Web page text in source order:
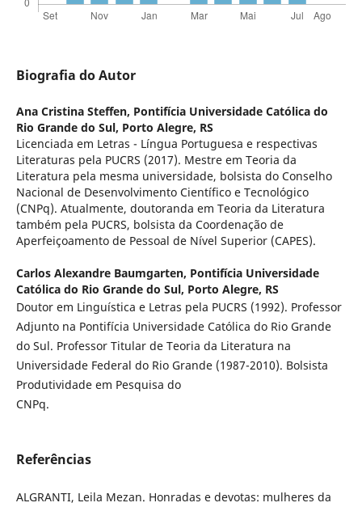
Biografia do Autor
Ana Cristina Steffen, Pontifícia Universidade Católica do
Rio Grande do Sul, Porto Alegre, RS
Licenciada em Letras - Língua Portuguesa e respectivas
Literaturas pela PUCRS (2017). Mestre em Teoria da
Literatura pela mesma universidade, bolsista do Conselho
Nacional de Desenvolvimento Científico e Tecnológico
(CNPq). Atualmente, doutoranda em Teoria da Literatura
também pela PUCRS, bolsista da Coordenação de
Aperfeiçoamento de Pessoal de Nível Superior (CAPES).
Carlos Alexandre Baumgarten, Pontifícia Universidade
Católica do Rio Grande do Sul, Porto Alegre, RS
Doutor em Linguística e Letras pela PUCRS (1992). Professor
Adjunto na Pontifícia Universidade Católica do Rio Grande
do Sul. Professor Titular de Teoria da Literatura na
Universidade Federal do Rio Grande (1987-2010). Bolsista
Produtividade em Pesquisa do
CNPq.
Referências
ALGRANTI, Leila Mezan. Honradas e devotas: mulheres da